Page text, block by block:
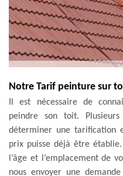
Notre Tarif peinture sur
Il est nécessaire de
peindre son toit.
déterminer une tarification
prix puisse déjà être
l’âge et l’emplacement de
nous envoyer une